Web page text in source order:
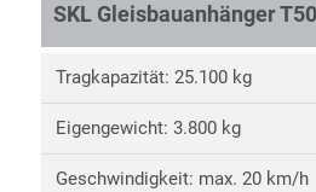
SKL Gleisbauanhänger
Tragkapazität: 25.100 kg
Eigengewicht: 3.800 kg
Geschwindigkeit: max. 20 km/h